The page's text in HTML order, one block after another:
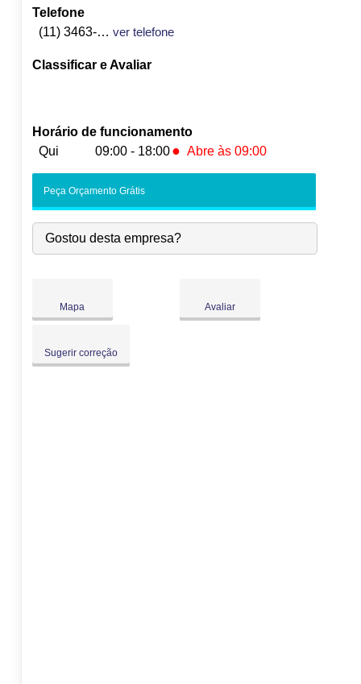
Telefone
(11) 3463-2575
ver telefone
Classificar e Avaliar
Horário de funcionamento
Qui
09:00 - 18:00 ● Abre às 09:00
-
Qua:
09:00-18:00
Qui:
09:00-18:00 ●
Peça Orçamento Grátis
Gostou desta empresa?
Mapa Avaliar
Sugerir correção